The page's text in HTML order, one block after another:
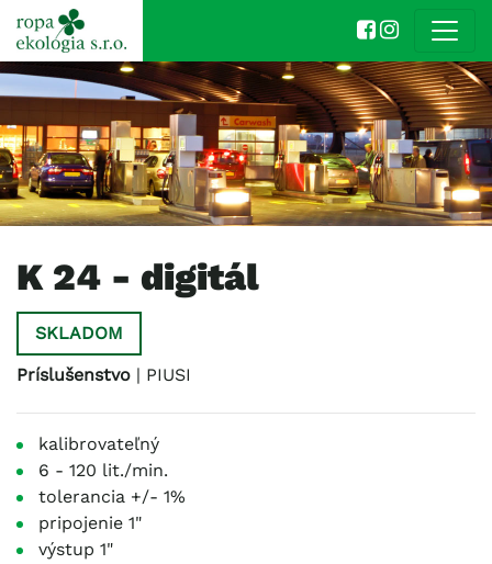
K 24 - digitál
SKLADOM
Príslušenstvo | PIUSI
kalibrovateľný
6 - 120 lit./min.
tolerancia +/- 1%
pripojenie 1"
výstup 1"